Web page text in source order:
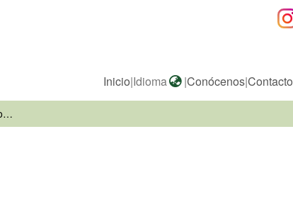
Inicio|Idioma |Conócenos|Contacto
Informe técnico 182. Ejemplos de cálculo estructural en madera